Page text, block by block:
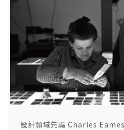
設計領域先驅 Charles